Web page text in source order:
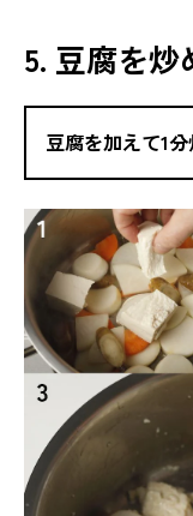
5. 豆腐を炒
豆腐を加えて1